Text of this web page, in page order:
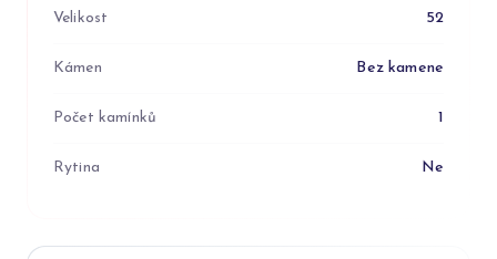
Velikost 52
Kámen Bez kamene
Počet kamínků 1
Rytina Ne